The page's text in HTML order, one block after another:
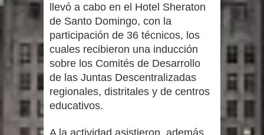
llevó a cabo en el Hotel Sheraton
de Santo Domingo, con la
participación de 36 técnicos, los
cuales recibieron una inducción
sobre los Comités de Desarrollo
de las Juntas Descentralizadas
regionales, distritales y de centros
educativos.
A la actividad asistieron, además,